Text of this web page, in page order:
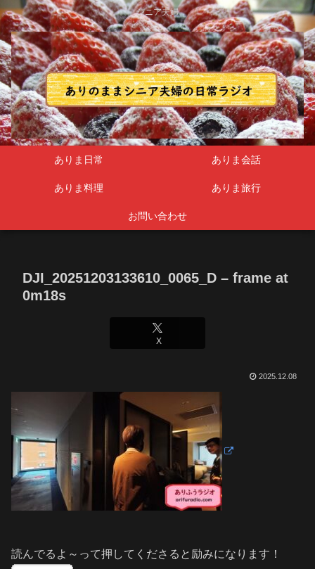
シニア夫婦
ありま日常 ありま会話
ありま料理 ありま旅行
お問い合わせ
DJI_20251203133610_0065_D – frame at
0m18s
X
2025.12.08
読んでるよ～って押してくださると励みになります！